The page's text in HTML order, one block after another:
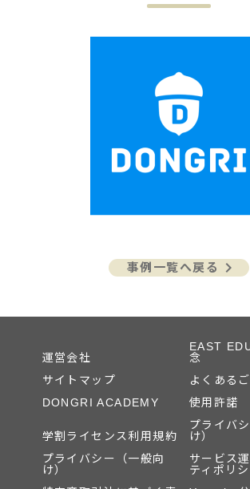
事例一覧へ戻る keyboard_arrow_right
運営会社
EAST
念
サイトマップ
よくある
DONGRI ACADEMY
使用許諾
学割ライセンス利用規約
プライバ
け）
プライバシー（一般向
け）
サービス
ティポリ